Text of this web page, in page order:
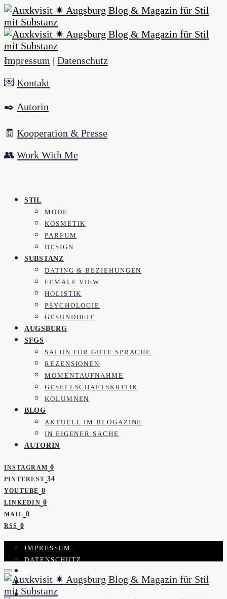
Impressum | Datenschutz
💌 Kontakt
✒️ Autorin
🧾 Kooperation & Presse
👥 Work With Me
STIL
MODE
KOSMETIK
PARFUM
DESIGN
SUBSTANZ
DATING & BEZIEHUNGEN
FEMALE VIEW
HOLISTIK
PSYCHOLOGIE
GESUNDHEIT
AUGSBURG
SFGS
SALON FÜR GUTE SPRACHE
REZENSIONEN
MOMENTAUFNAHME
GESELLSCHAFTSKRITIK
KOLUMNEN
BLOG
AKTUELL IM BLOGAZINE
IN EIGENER SACHE
AUTORIN
INSTAGRAM 0
PINTEREST 34
YOUTUBE 0
LINKEDIN 0
MAIL 0
RSS 0
IMPRESSUM
DATENSCHUTZ
KOOPERATION
KONTAKT